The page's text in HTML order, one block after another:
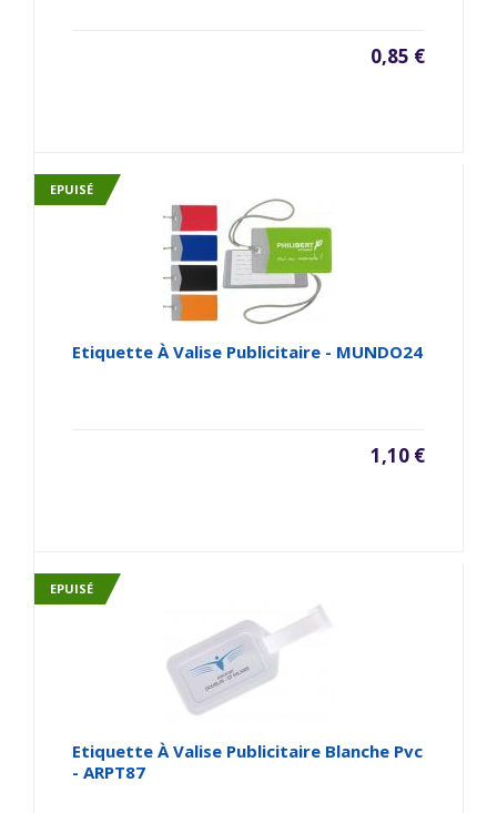
0,85 €
EPUISÉ
Etiquette À Valise Publicitaire - MUNDO24
1,10 €
EPUISÉ
Etiquette À Valise Publicitaire Blanche Pvc
- ARPT87